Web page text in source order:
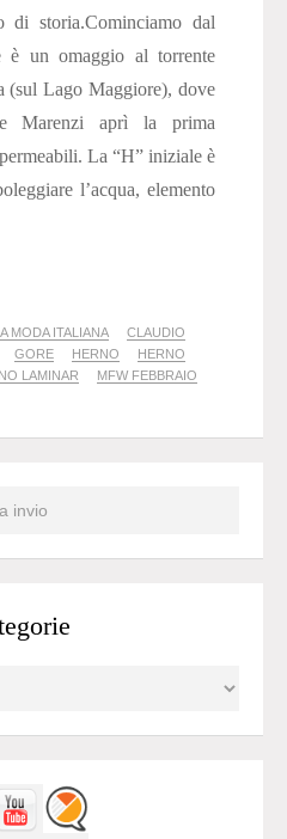
storia.Cominciamo dal
un omaggio al torrente
(sul Lago Maggiore), dove
Marenzi aprì la prima
La “H” iniziale è
l’acqua, elemento
MODA ITALIANA
CLAUDIO
GORE HERNO
HERNO
LAMINAR
MFW FEBBRAIO